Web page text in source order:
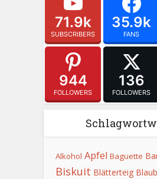
71.9k
SUBSCRIBERS
35.9k
FANS
944
FOLLOWERS
136
FOLLOWERS
Alkohol Apfel Baguette
Biskuit Blätterteig